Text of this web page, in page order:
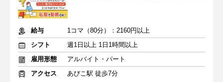
給与
1コマ（80分）：2160円以上
シフト
週1日以上 1日1時間以上
雇用形態
アルバイト・パート
アクセス
あびこ駅 徒歩7分